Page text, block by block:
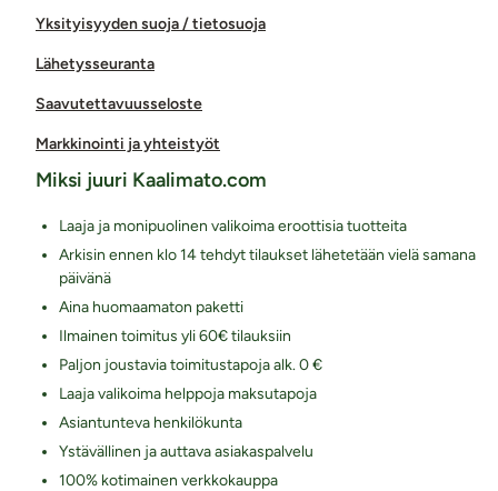
Yksityisyyden suoja / tietosuoja
Lähetysseuranta
Saavutettavuusseloste
Markkinointi ja yhteistyöt
Miksi juuri Kaalimato.com
Laaja ja monipuolinen valikoima eroottisia tuotteita
Arkisin ennen klo 14 tehdyt tilaukset lähetetään vielä samana
päivänä
Aina huomaamaton paketti
Ilmainen toimitus yli 60€ tilauksiin
Paljon joustavia toimitustapoja alk. 0 €
Laaja valikoima helppoja maksutapoja
Asiantunteva henkilökunta
Ystävällinen ja auttava asiakaspalvelu
100% kotimainen verkkokauppa